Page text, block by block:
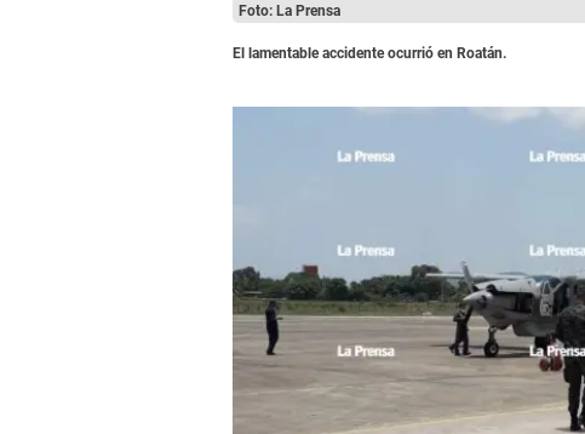
Foto: La Prensa
El lamentable accidente ocurrió en Roatán.